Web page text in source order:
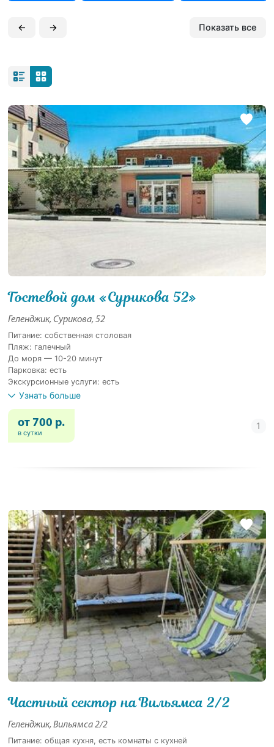
← → Показать все
Гостевой дом «Сурикова 52»
Геленджик, Сурикова, 52
Питание: собственная столовая
Пляж: галечный
До моря — 10-20 минут
Парковка: есть
Экскурсионные услуги: есть
Узнать больше
от 700 р.
в сутки
Частный сектор на Вильямса 2/2
Геленджик, Вильямса 2/2
Питание: общая кухня, есть комнаты с кухней